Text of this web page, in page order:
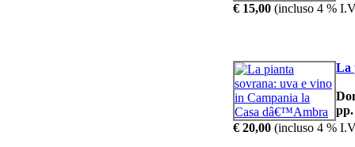
€ 15,00 (incluso 4 %
La
pp.
€ 20,00 (incluso 4 %